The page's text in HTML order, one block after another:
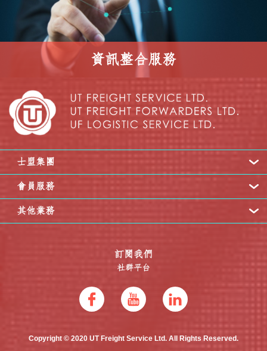
資訊整合服務
士盟集團
會員服務
其他業務
訂閱我們
社群平台
Copyright © 2020 UT Freight Service Ltd. All Rights Reserved.